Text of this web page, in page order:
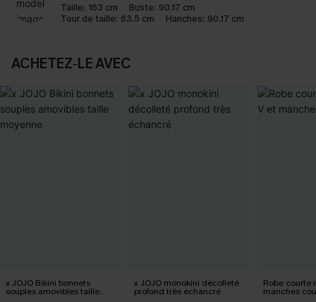
Taille: 163 cm Buste: 90.17 cm
Tour de taille: 63.5 cm Hanches: 90.17 cm
ACHETEZ‑LE AVEC
x JOJO Bikini bonnets
souples amovibles taille
moyenne
x JOJO monokini décolleté
profond très échancré
Robe courte
manches